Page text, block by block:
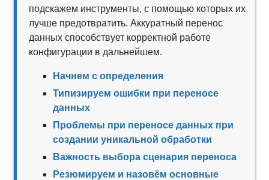
подскажем инструменты, с помощью которых их
лучше предотвратить. Аккуратный перенос
данных способствует корректной работе
конфигурации в дальнейшем.
Начнем с определения
Типизируем ошибки при переносе
данных
Проблемы при переносе данных при
создании уникальной обработки
Важность выбора сценария переноса
Резюмируем и назовём основные